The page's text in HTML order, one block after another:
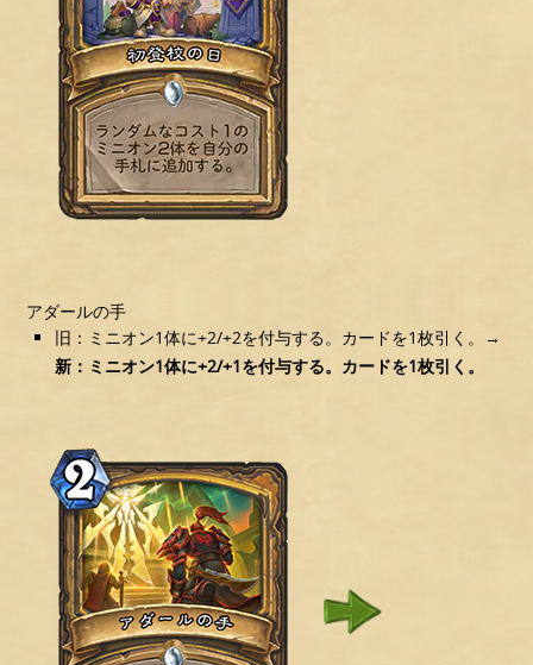
アダールの手
旧：ミニオン1体に+2/+2を付与する。カードを1枚引く。→
新：ミニオン1体に+2/+1を付与する。カードを1枚引く。